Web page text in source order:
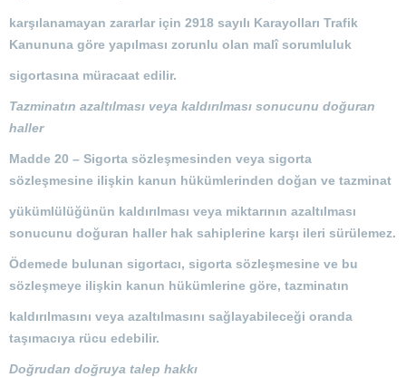
karşılanamayan zararlar için 2918 sayılı Karayolları Trafik
Kanununa göre yapılması zorunlu olan malî sorumluluk
sigortasına müracaat edilir.
Tazminatın azaltılması veya kaldırılması sonucunu doğuran
haller
Madde 20 – Sigorta sözleşmesinden veya sigorta
sözleşmesine ilişkin kanun hükümlerinden doğan ve tazminat
yükümlülüğünün kaldırılması veya miktarının azaltılması
sonucunu doğuran haller hak sahiplerine karşı ileri sürülemez.
Ödemede bulunan sigortacı, sigorta sözleşmesine ve bu
sözleşmeye ilişkin kanun hükümlerine göre, tazminatın
kaldırılmasını veya azaltılmasını sağlayabileceği oranda
taşımacıya rücu edebilir.
Doğrudan doğruya talep hakkı